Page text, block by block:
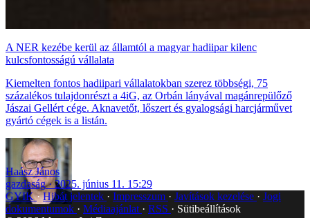
A NER kezébe kerül az államtól a magyar hadiipar kilenc
kulcsfontosságú vállalata
Kiemelten fontos hadiipari vállalatokban szerez többségi, 75
százalékos tulajdonrészt a 4iG, az Orbán lányával magánrepülőző
Jászai Gellért cége. Aknavetőt, lőszert és gyalogsági harcjárművet
gyártó cégek is a listán.
Haász János
gazdaság
2025. június 11. 15:29
GYIK Hibát jelentek Impresszum Javítások kezelése
Jogi
dokumentumok
Médiaajánlat RSS
Sütibeállítások